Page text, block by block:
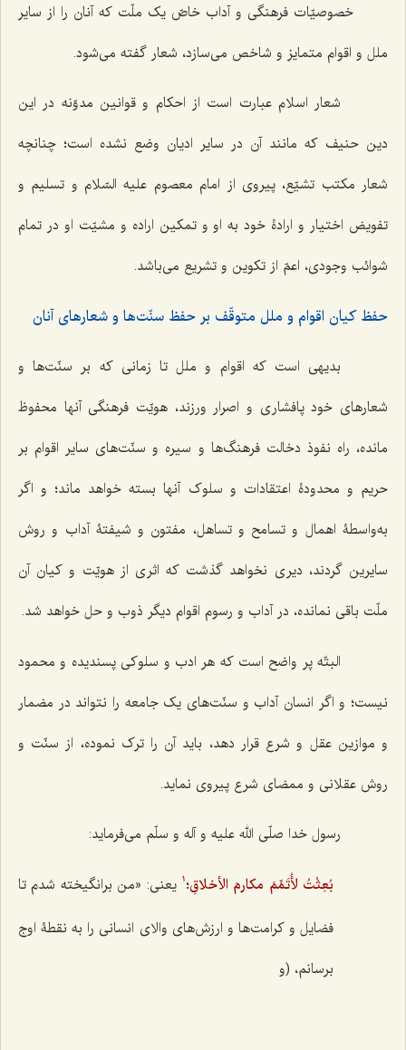
خصوصیّات فرهنگی و آداب خاصّ یک ملّت که آنان را از سایر
ملل و اقوام متمایز و شاخص می‌سازد، شعار گفته می‌شود.
شعار اسلام عبارت است از احکام و قوانین مدوّنه در این
دین حنیف که مانند آن در سایر ادیان وضع نشده است؛ چنانچه
شعار مکتب تشیّع، پیروی از امام معصوم علیه السّلام و تسلیم و
تفویض اختیار و ارادۀ خود به او و تمکین اراده و مشیّت او در تمام
شوائب وجودی، اعمّ از تکوین و تشریع می‌باشد.
حفظ کیان اقوام و ملل متوقّف بر حفظ سنّت‌ها و شعارهای آنان
بدیهی است که اقوام و ملل تا زمانی که بر سنّت‌ها و
شعارهای خود پافشاری و اصرار ورزند، هویّت فرهنگی آنها محفوظ
مانده، راه نفوذ دخالت فرهنگ‌ها و سیره و سنّت‌های سایر اقوام بر
حریم و محدودۀ اعتقادات و سلوک آنها بسته خواهد ماند؛ و اگر
به‌واسطۀ اهمال و تسامح و تساهل، مفتون و شیفتۀ آداب و روش
سایرین گردند، دیری نخواهد گذشت که اثری از هویّت و کیان آن
ملّت باقی نمانده، در آداب و رسوم اقوام دیگر ذوب و حل خواهد شد.
البتّه پر واضح است که هر ادب و سلوکی پسندیده و محمود
نیست؛ و اگر انسان آداب و سنّت‌های یک جامعه را نتواند در مضمار
و موازین عقل و شرع قرار دهد، باید آن را ترک نموده، از سنّت و
روش عقلانی و ممضای شرع پیروی نماید.
رسول خدا صلّی الله علیه و آله و سلّم می‌فرماید:
بُعِثْتُ لأُتَمِّمَ مکارمَ الأخلاقِ؛ 1 یعنی: «من برانگیخته شدم تا
فضایل و کرامت‌ها و ارزش‌های والای انسانی را به نقطۀ اوج
برسانم، (و